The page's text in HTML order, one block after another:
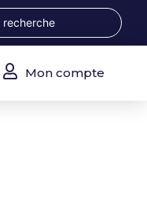
Mon compte